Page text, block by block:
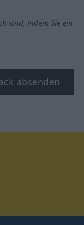
sind, indem Sie ein
absenden